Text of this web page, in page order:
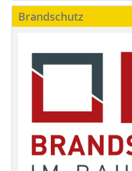
Brandschutz